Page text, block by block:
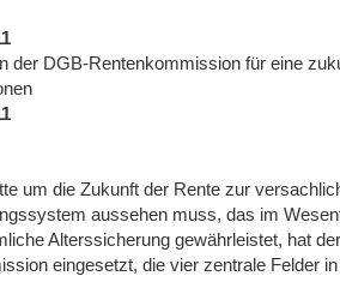
der DGB-Rentenkommission für eine
um die Zukunft der Rente zur
aussehen muss, das im
Alterssicherung gewährleistet, hat
eingesetzt, die vier zentrale Felder